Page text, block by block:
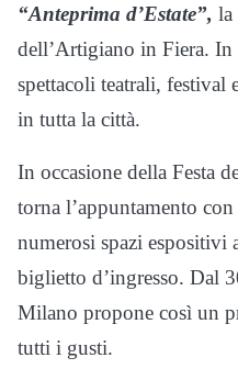
“Anteprima d’Estate”, la
dell’Artigiano in Fiera. In
spettacoli teatrali,
in tutta la città.
In occasione della Festa
torna l’appuntamento
numerosi spazi espositivi
biglietto d’ingresso. Dal
Milano propone così un
tutti i gusti.